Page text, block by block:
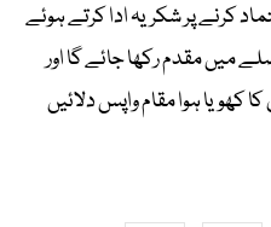
کرنے پر شکریہ ادا کرتے ہوئے
میں مقدم رکھا جائے گا اور
ہوا مقام واپس دلائیں